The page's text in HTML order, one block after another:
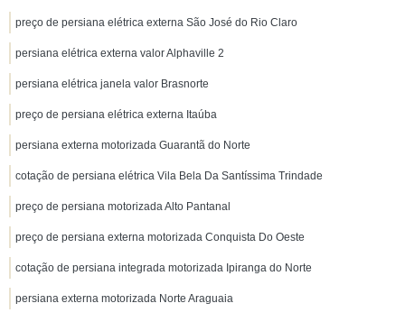
preço de persiana elétrica externa São José do Rio Claro
persiana elétrica externa valor Alphaville 2
persiana elétrica janela valor Brasnorte
preço de persiana elétrica externa Itaúba
persiana externa motorizada Guarantã do Norte
cotação de persiana elétrica Vila Bela Da Santíssima Trindade
preço de persiana motorizada Alto Pantanal
preço de persiana externa motorizada Conquista Do Oeste
cotação de persiana integrada motorizada Ipiranga do Norte
persiana externa motorizada Norte Araguaia